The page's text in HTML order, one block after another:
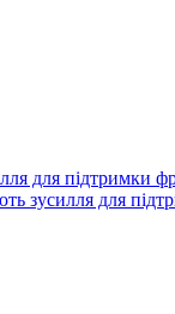
зусилля для